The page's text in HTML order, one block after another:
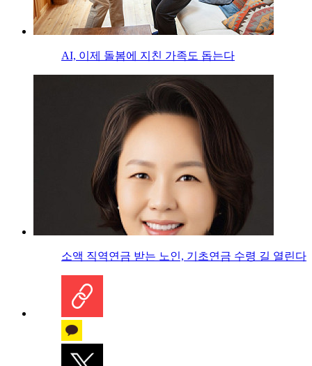
AI, 이제 돌봄에 지친 가족도 돕는다
소액 직역연금 받는 노인, 기초연금 수령 길 열린다